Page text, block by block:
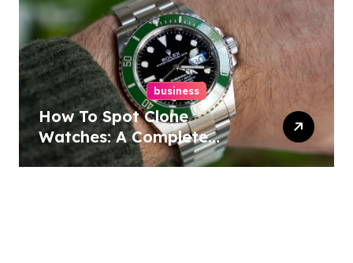
business
How To Spot Clone
Watches: A Complete
Guide